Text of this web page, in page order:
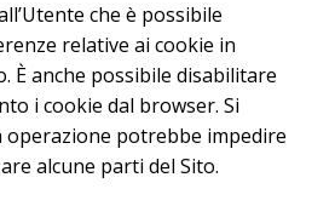
che è possibile
relative ai cookie in
È anche possibile disabilitare
i cookie dal browser. Si
operazione potrebbe impedire
alcune parti del Sito.